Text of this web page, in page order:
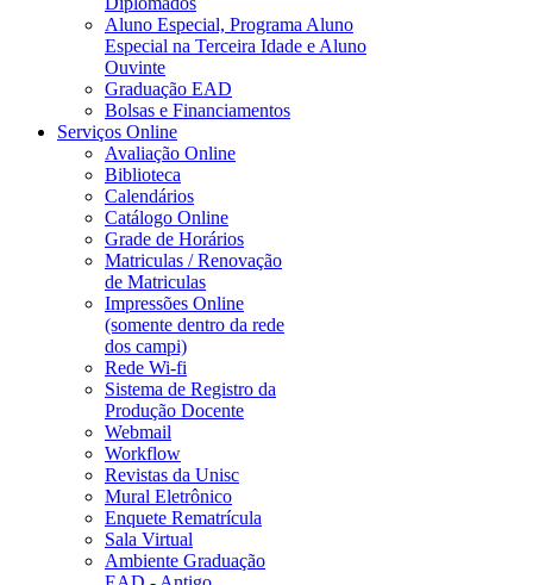
Aluno Especial, Programa Aluno
Especial na Terceira Idade e Aluno
Ouvinte
Graduação EAD
Bolsas e Financiamentos
Serviços Online
Avaliação Online
Biblioteca
Calendários
Catálogo Online
Grade de Horários
Matriculas / Renovação
de Matriculas
Impressões Online
(somente dentro da rede
dos campi)
Rede Wi-fi
Sistema de Registro da
Produção Docente
Webmail
Workflow
Revistas da Unisc
Mural Eletrônico
Enquete Rematrícula
Sala Virtual
Ambiente Graduação